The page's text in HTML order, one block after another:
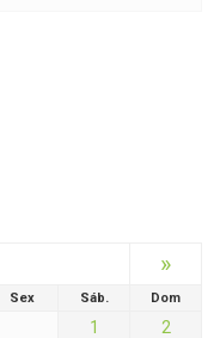
»
Sex Sáb. Dom
1
2